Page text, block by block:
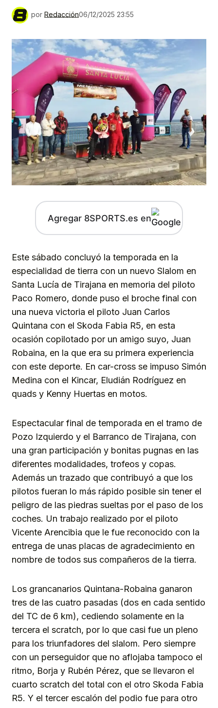
por Redacción06/12/2025 23:55
Agregar 8SPORTS.es en
Este sábado concluyó la temporada en la
especialidad de tierra con un nuevo Slalom en
Santa Lucía de Tirajana en memoria del piloto
Paco Romero, donde puso el broche final con
una nueva victoria el piloto Juan Carlos
Quintana con el Skoda Fabia R5, en esta
ocasión copilotado por un amigo suyo, Juan
Robaina, en la que era su primera experiencia
con este deporte. En car-cross se impuso Simón
Medina con el Kincar, Eludián Rodríguez en
quads y Kenny Huertas en motos.
Espectacular final de temporada en el tramo de
Pozo Izquierdo y el Barranco de Tirajana, con
una gran participación y bonitas pugnas en las
diferentes modalidades, trofeos y copas.
Además un trazado que contribuyó a que los
pilotos fueran lo más rápido posible sin tener el
peligro de las piedras sueltas por el paso de los
coches. Un trabajo realizado por el piloto
Vicente Arencibia que le fue reconocido con la
entrega de unas placas de agradecimiento en
nombre de todos sus compañeros de la tierra.
Los grancanarios Quintana-Robaina ganaron
tres de las cuatro pasadas (dos en cada sentido
del TC de 6 km), cediendo solamente en la
tercera el scratch, por lo que casi fue un pleno
para los triunfadores del slalom. Pero siempre
con un perseguidor que no aflojaba tampoco el
ritmo, Borja y Rubén Pérez, que se llevaron el
cuarto scratch del total con el otro Skoda Fabia
R5. Y el tercer escalón del podio fue para otro